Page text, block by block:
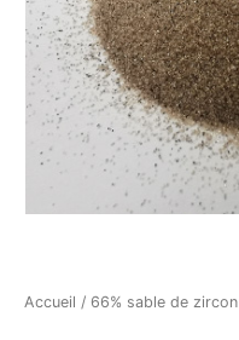
Accueil / 66% sable de zircon